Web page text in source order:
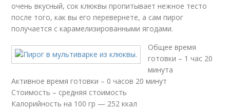
очень вкусный, сок клюквы пропитывает нежное тесто
после того, как вы его перевернете, а сам пирог
получается с карамелизированными ягодами.
Общее время
готовки – 1 час 20
минута
Активное время готовки – 0 часов 20 минут
Стоимость – средняя стоимость
Калорийность на 100 гр — 252 ккал